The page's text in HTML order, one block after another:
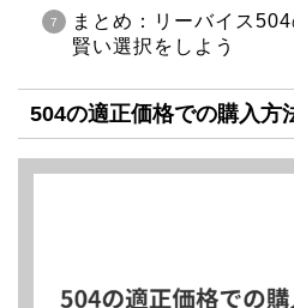
まとめ：リーバイス
賢い選択をしよう
504の適正価格での購入方